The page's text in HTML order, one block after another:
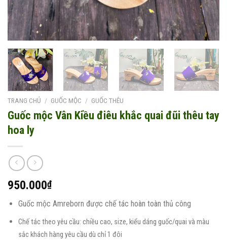
TRANG CHỦ / GUỐC MỘC / GUỐC THÊU
Guốc mộc Vân Kiều điêu khắc quai đũi thêu tay
hoa ly
950.000₫
Guốc mộc Amreborn được chế tác hoàn toàn thủ công
Chế tác theo yêu cầu: chiều cao, size, kiểu dáng guốc/quai và màu
sắc khách hàng yêu cầu dù chỉ 1 đôi